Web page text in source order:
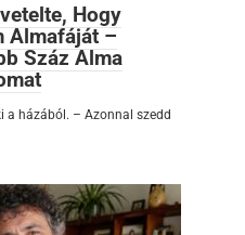
Hogy
Almafáját –
Száz Alma
a házából. – Azonnal szedd